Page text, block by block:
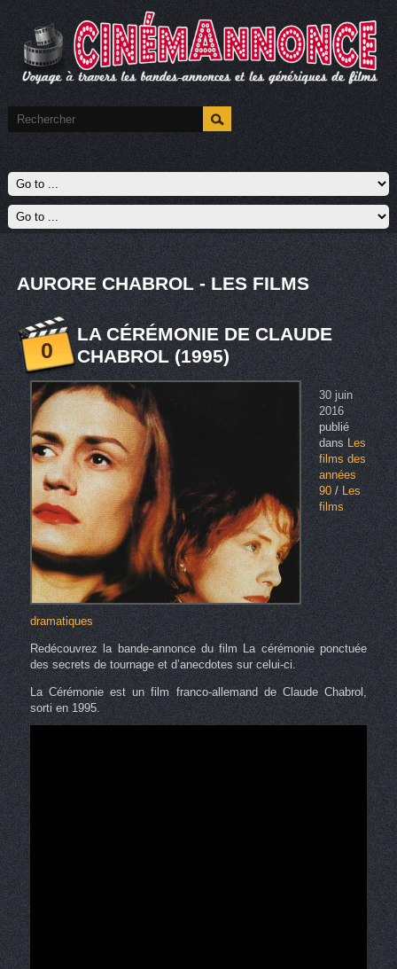
AURORE CHABROL - LES FILMS
0
LA CÉRÉMONIE DE CLAUDE
CHABROL (1995)
30 juin
2016
publié
dansLes
films des
années
90/ Les
films
dramatiques
Redécouvrez la bande-annonce du film La cérémonie ponctuée
des secrets de tournage et d’anecdotes sur celui-ci.
La Cérémonie est un film franco-allemand de Claude Chabrol,
sorti en 1995.